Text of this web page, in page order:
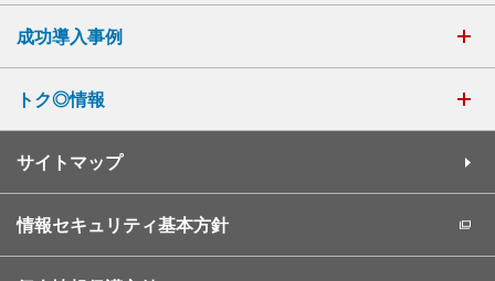
成功導入事例
トク◎情報
サイトマップ
情報セキュリティ基本方針